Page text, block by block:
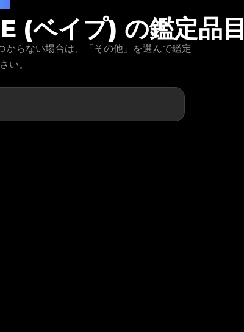
ベイプ) の鑑定品目
らない場合は、「その他」を選んで鑑定
い。